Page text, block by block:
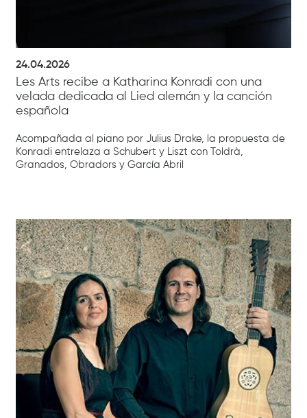
24.04.2026
Les Arts recibe a Katharina Konradi con una
velada dedicada al Lied alemán y la canción
española
Acompañada al piano por Julius Drake, la propuesta de
Konradi entrelaza a Schubert y Liszt con Toldrà,
Granados, Obradors y García Abril